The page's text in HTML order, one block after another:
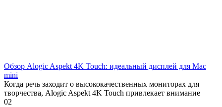
Обзор Alogic Aspekt 4K Touch: идеальный дисплей для Mac
mini
Когда речь заходит о высококачественных мониторах для
творчества, Alogic Aspekt 4K Touch привлекает внимание
02